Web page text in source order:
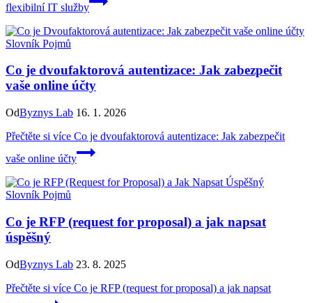
flexibilní IT služby
Slovník Pojmů
Co je dvoufaktorová autentizace: Jak zabezpečit
vaše online účty
OdByznys Lab 16. 1. 2026
Přečtěte si více Co je dvoufaktorová autentizace: Jak zabezpečit
vaše online účty
Slovník Pojmů
Co je RFP (request for proposal) a jak napsat
úspěšný
OdByznys Lab 23. 8. 2025
Přečtěte si více Co je RFP (request for proposal) a jak napsat